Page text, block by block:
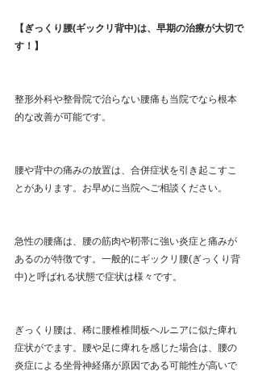
【ぎっくり腰(ギックリ背中)は、早期の治療が大切で
す！】
整形外科や整骨院で治らない腰痛も当院でなら根本
的な改善が可能です。
腰や背中の痛みの放置は、合併症状を引き起こすこ
とがあります。お早めに当院へご相談ください。
急性の腰痛は、腰の筋肉や靭帯に強い炎症と痛みが
あるのが特徴です。一般的にギックリ腰(ぎっくり背
中)と呼ばれる状態で症状は様々です。
ぎっくり腰は、稀に腰椎椎間板ヘルニアに似た痺れ
症状がでます。腰や足に痺れを感じた場合は、腰の
炎症による坐骨神経痛が原因である可能性が高いで